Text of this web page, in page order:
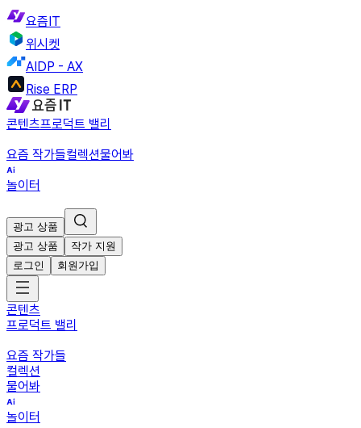
요즘IT
위시켓
AIDP - AX
Rise ERP
콘텐츠프로덕트 밸리
요즘 작가들컬렉션물어봐
놀이터
광고 상품
광고 상품
작가 지원
로그인
회원가입
콘텐츠
프로덕트 밸리
요즘 작가들
컬렉션
물어봐
놀이터